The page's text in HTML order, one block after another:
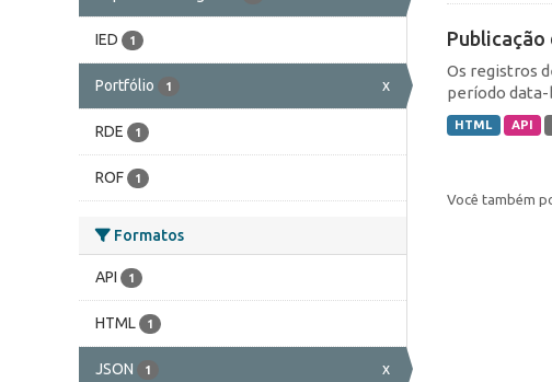
IED 1
Portfólio 1 x
RDE 1
ROF 1
Formatos
API 1
HTML 1
JSON 1 x
Os registros
período data-
HTML API
Você também